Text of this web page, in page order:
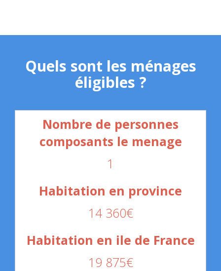
Quels sont les ménages
éligibles ?
1
14 360€
19 875€